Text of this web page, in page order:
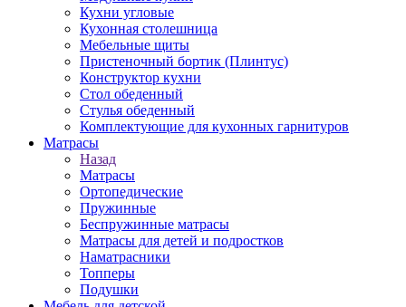
Кухни угловые
Кухонная столешница
Мебельные щиты
Пристеночный бортик (Плинтус)
Конструктор кухни
Стол обеденный
Стулья обеденный
Комплектующие для кухонных гарнитуров
Матраcы
Назад
Матраcы
Ортопедические
Пружинные
Беспружинные матрасы
Матрасы для детей и подростков
Наматрасники
Топперы
Подушки